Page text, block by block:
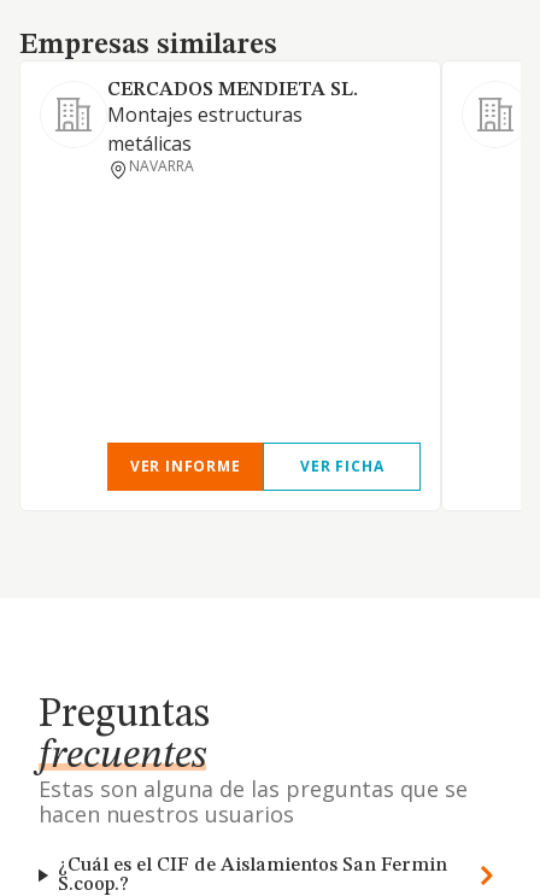
Empresas similares
Empresas similares
CERCADOS MENDIETA SL.
Montajes estructuras
metálicas
NAVARRA
VER INFORME VER FICHA
Preguntas
frecuentes
Estas son alguna de las preguntas que se
hacen nuestros usuarios
¿Cuál es el CIF de Aislamientos San Fermin
S.coop.?